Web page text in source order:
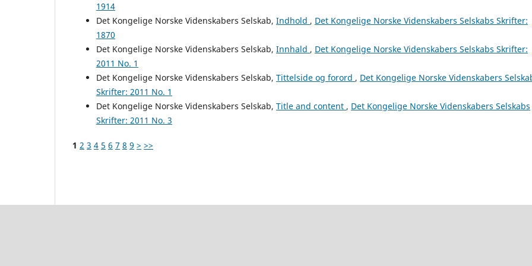
1914
Det Kongelige Norske Videnskabers Selskab, Indhold , Det Kongelige Norske Videnskabers Selskabs Skrifter:
1870
Det Kongelige Norske Videnskabers Selskab, Innhald , Det Kongelige Norske Videnskabers Selskabs Skrifter:
2011 No. 1
Det Kongelige Norske Videnskabers Selskab, Tittelside og forord , Det Kongelige Norske Videnskabers
Skrifter: 2011 No. 1
Det Kongelige Norske Videnskabers Selskab, Title and content , Det Kongelige Norske Videnskabers Selskabs
Skrifter: 2011 No. 3
1 2 3 4 5 6 7 8 9 > >>